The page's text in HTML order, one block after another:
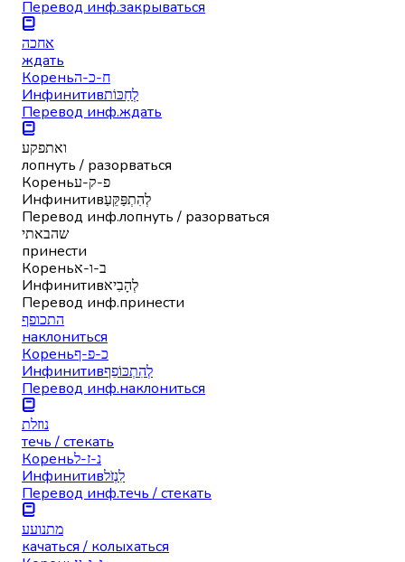
Перевод инф.закрываться
אחכה
ждать
Кореньח-כ-ה
Инфинитивלְחַכּוֹת
Перевод инф.ждать
ואתפקע
лопнуть / разорваться
Кореньפ-ק-ע
Инфинитивלְהִתְפַּקֵּעַ
Перевод инф.лопнуть / разорваться
שהבאתי
принести
Кореньב-ו-א
Инфинитивלְהָבִיא
Перевод инф.принести
התכופף
наклониться
Кореньכ-פ-ף
Инфинитивלְהִתְכּוֹפֵף
Перевод инф.наклониться
נוזלת
течь / стекать
Кореньנ-ז-ל
Инфинитивלִנְזֹל
Перевод инф.течь / стекать
מתנועע
качаться / колыхаться